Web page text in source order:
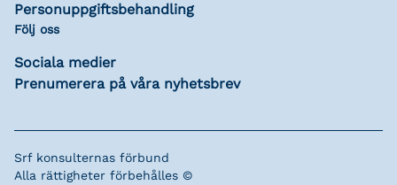
Personuppgiftsbehandling
Följ oss
Sociala medier
Prenumerera på våra nyhetsbrev
Srf konsulternas förbund
Alla rättigheter förbehålles ©